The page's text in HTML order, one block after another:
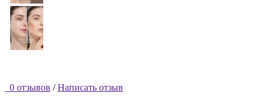
0 отзывов / Написать отзыв